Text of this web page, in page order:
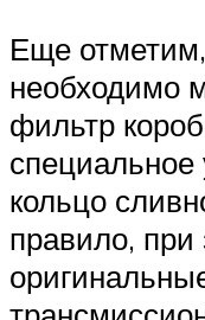
Еще
необходимо
фильтр
специальное
кольцо
правило, при